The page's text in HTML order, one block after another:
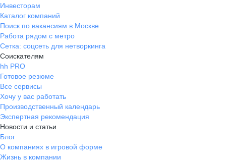
Инвесторам
Каталог компаний
Поиск по вакансиям в Москве
Работа рядом с метро
Сетка: соцсеть для нетворкинга
Соискателям
hh PRO
Готовое резюме
Все сервисы
Хочу у вас работать
Производственный календарь
Экспертная рекомендация
Новости и статьи
Блог
О компаниях в игровой форме
Жизнь в компании